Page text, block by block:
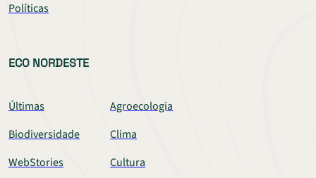
Políticas
ECO NORDESTE
Últimas
Agroecologia
Biodiversidade
Clima
WebStories
Cultura